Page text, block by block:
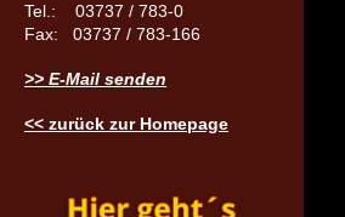
Tel.: 03737 / 783-0
Fax: 03737 / 783-166
>> E-Mail senden
<< zurück zur Homepage